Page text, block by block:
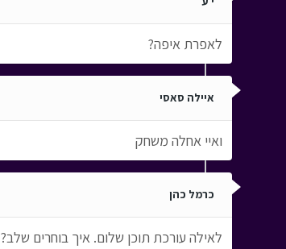
לאפרת איפה?
איילה סאסי
ואיי אחלה משחק
כרמל כהן
לאילה עורכת תוכן שלום. איך בוחרים שלב?